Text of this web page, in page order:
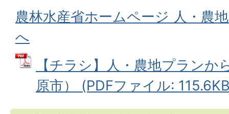
農林水産省ホームページ 人・農
へ
【チラシ】人・農地プランか
原市） (PDFファイル: